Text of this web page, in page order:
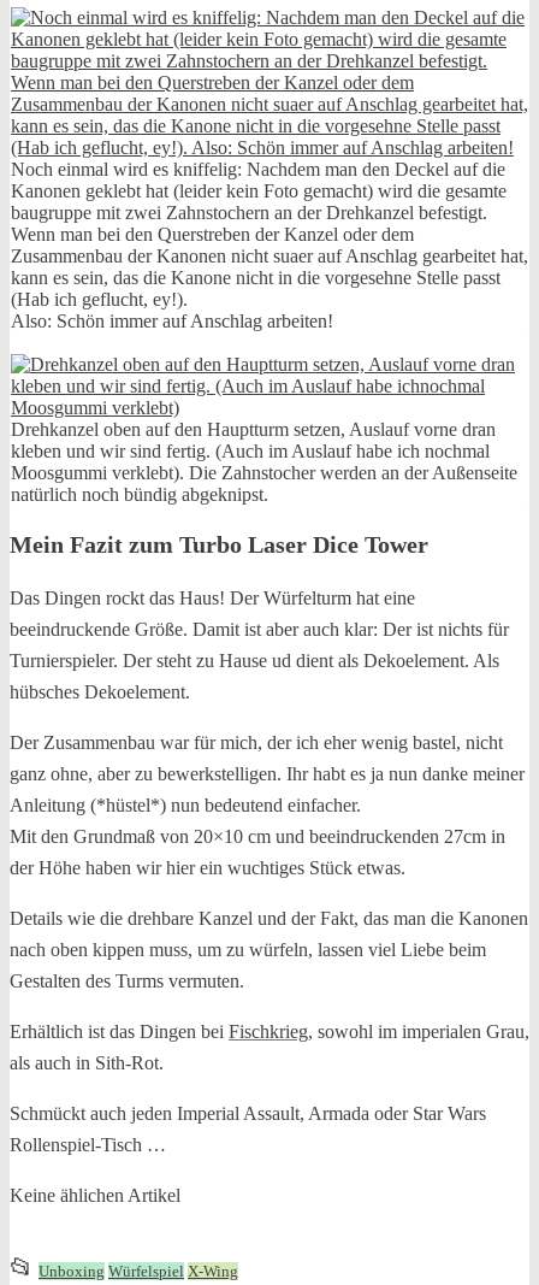
Noch einmal wird es kniffelig: Nachdem man den Deckel auf die
Kanonen geklebt hat (leider kein Foto gemacht) wird die gesamte
baugruppe mit zwei Zahnstochern an der Drehkanzel befestigt.
Wenn man bei den Querstreben der Kanzel oder dem
Zusammenbau der Kanonen nicht suaer auf Anschlag gearbeitet hat,
kann es sein, das die Kanone nicht in die vorgesehne Stelle passt
(Hab ich geflucht, ey!).
Also: Schön immer auf Anschlag arbeiten!
Drehkanzel oben auf den Hauptturm setzen, Auslauf vorne dran
kleben und wir sind fertig. (Auch im Auslauf habe ich nochmal
Moosgummi verklebt). Die Zahnstocher werden an der Außenseite
natürlich noch bündig abgeknipst.
Mein Fazit zum Turbo Laser Dice Tower
Das Dingen rockt das Haus! Der Würfelturm hat eine
beeindruckende Größe. Damit ist aber auch klar: Der ist nichts für
Turnierspieler. Der steht zu Hause ud dient als Dekoelement. Als
hübsches Dekoelement.
Der Zusammenbau war für mich, der ich eher wenig bastel, nicht
ganz ohne, aber zu bewerkstelligen. Ihr habt es ja nun danke meiner
Anleitung (*hüstel*) nun bedeutend einfacher.
Mit den Grundmaß von 20×10 cm und beeindruckenden 27cm in
der Höhe haben wir hier ein wuchtiges Stück etwas.
Details wie die drehbare Kanzel und der Fakt, das man die Kanonen
nach oben kippen muss, um zu würfeln, lassen viel Liebe beim
Gestalten des Turms vermuten.
Erhältlich ist das Dingen bei Fischkrieg, sowohl im imperialen Grau,
als auch in Sith-Rot.
Schmückt auch jeden Imperial Assault, Armada oder Star Wars
Rollenspiel-Tisch …
Keine ählichen Artikel
📂 This
Unboxing Würfelspiel X-Wing